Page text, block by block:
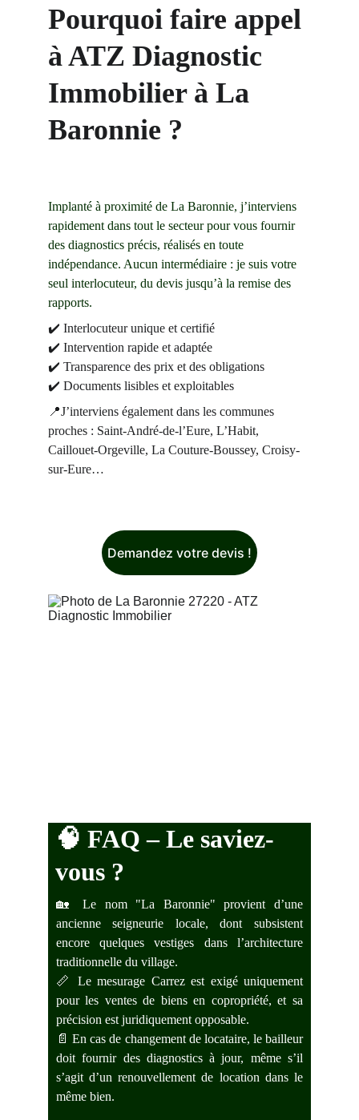
Demandez votre devis !
🧠 FAQ – Le saviez-
vous ?
🏡 Le nom "La Baronnie" provient d’une
ancienne seigneurie locale, dont subsistent
encore quelques vestiges dans l’architecture
traditionnelle du village.
📏 Le mesurage Carrez est exigé uniquement
pour les ventes de biens en copropriété, et sa
précision est juridiquement opposable.
📄 En cas de changement de locataire, le bailleur
doit fournir des diagnostics à jour, même s’il
s’agit d’un renouvellement de location dans le
même bien.
Pourquoi faire appel
à ATZ Diagnostic
Immobilier à La
Baronnie ?
Implanté à proximité de La Baronnie, j’interviens
rapidement dans tout le secteur pour vous fournir
des diagnostics précis, réalisés en toute
indépendance. Aucun intermédiaire : je suis votre
seul interlocuteur, du devis jusqu’à la remise des
rapports.
✔️ Interlocuteur unique et certifié
✔️ Intervention rapide et adaptée
✔️ Transparence des prix et des obligations
✔️ Documents lisibles et exploitables
📍J’interviens également dans les communes
proches : Saint-André-de-l’Eure, L’Habit,
Caillouet-Orgeville, La Couture-Boussey, Croisy-
sur-Eure…